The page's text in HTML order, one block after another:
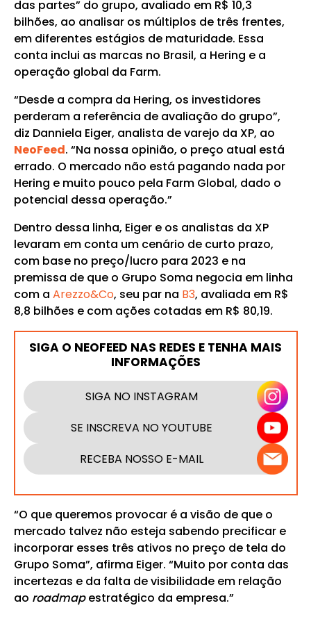
das partes” do grupo, avaliado em R$ 10,3
bilhões, ao analisar os múltiplos de três frentes,
em diferentes estágios de maturidade. Essa
conta inclui as marcas no Brasil, a Hering e a
operação global da Farm.
“Desde a compra da Hering, os investidores
perderam a referência de avaliação do grupo”,
diz Danniela Eiger, analista de varejo da XP, ao
NeoFeed. “Na nossa opinião, o preço atual está
errado. O mercado não está pagando nada por
Hering e muito pouco pela Farm Global, dado o
potencial dessa operação.”
Dentro dessa linha, Eiger e os analistas da XP
levaram em conta um cenário de curto prazo,
com base no preço/lucro para 2023 e na
premissa de que o Grupo Soma negocia em linha
com a Arezzo&Co, seu par na B3, avaliada em R$
8,8 bilhões e com ações cotadas em R$ 80,19.
SIGA O NEOFEED NAS REDES E TENHA MAIS
INFORMAÇÕES
SIGA NO INSTAGRAM
SE INSCREVA NO YOUTUBE
RECEBA NOSSO E-MAIL
“O que queremos provocar é a visão de que o
mercado talvez não esteja sabendo precificar e
incorporar esses três ativos no preço de tela do
Grupo Soma”, afirma Eiger. “Muito por conta das
incertezas e da falta de visibilidade em relação
ao roadmapestratégico da empresa.”